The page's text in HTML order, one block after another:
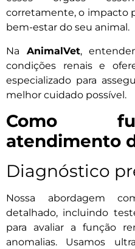
corretamente, o impacto
bem-estar do seu animal.
Na AnimalVet,
condições renais e
especializado para
melhor cuidado possível.
Como
atendimento
Diagnóstico
Nossa abordagem
detalhado, incluindo
para avaliar a função
anomalias. Usamos